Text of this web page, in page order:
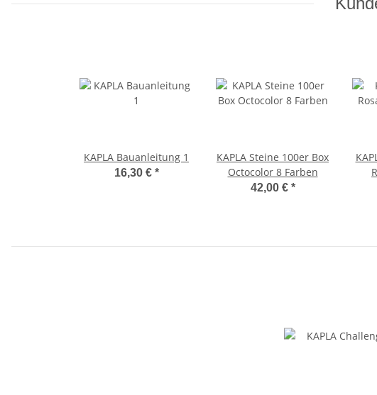
KAPLA Bauanleitung 1
16,30 € *
KAPLA Steine 100er Box
Octocolor 8 Farben
42,00 € *